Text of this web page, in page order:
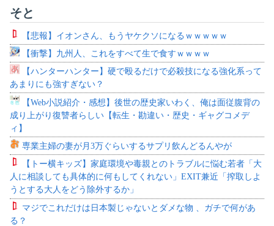
そと
【悲報】イオンさん、もうヤケクソになるｗｗｗｗｗ
【衝撃】九州人、これをすべて生で食すｗｗｗｗ
【ハンターハンター】硬で殴るだけで必殺技になる強化系って
あまりにも強すぎない？
【Web小説紹介・感想】後世の歴史家いわく、俺は面従腹背の
成り上がり復讐者らしい【転生・勘違い・歴史・ギャグコメデ
ィ】
専業主婦の妻が月3万ぐらいするサプリ飲んどるんやが
【トー横キッズ】家庭環境や毒親とのトラブルに悩む若者「大
人に相談しても具体的に何もしてくれない」EXIT兼近「搾取しよ
うとする大人をどう除外するか」
マジでこれだけは日本製じゃないとダメな物 、ガチで何があ
る？